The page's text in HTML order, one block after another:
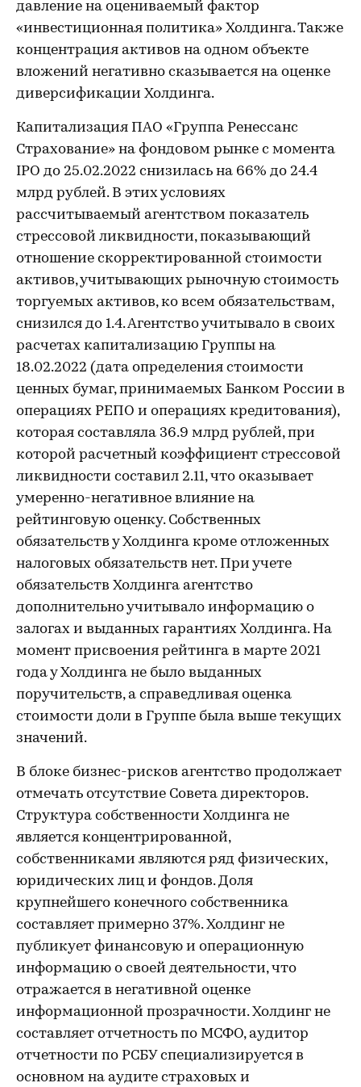
давление на оцениваемый фактор
«инвестиционная политика» Холдинга. Также
концентрация активов на одном объекте
вложений негативно сказывается на оценке
диверсификации Холдинга.
Капитализация ПАО «Группа Ренессанс
Страхование» на фондовом рынке с момента
IPO до 25.02.2022 снизилась на 66% до 24.4
млрд рублей. В этих условиях
рассчитываемый агентством показатель
стрессовой ликвидности, показывающий
отношение скорректированной стоимости
активов, учитывающих рыночную стоимость
торгуемых активов, ко всем обязательствам,
снизился до 1.4. Агентство учитывало в своих
расчетах капитализацию Группы на
18.02.2022 (дата определения стоимости
ценных бумаг, принимаемых Банком России в
операциях РЕПО и операциях кредитования),
которая составляла 36.9 млрд рублей, при
которой расчетный коэффициент стрессовой
ликвидности составил 2.11, что оказывает
умеренно-негативное влияние на
рейтинговую оценку. Собственных
обязательств у Холдинга кроме отложенных
налоговых обязательств нет. При учете
обязательств Холдинга агентство
дополнительно учитывало информацию о
залогах и выданных гарантиях Холдинга. На
момент присвоения рейтинга в марте 2021
года у Холдинга не было выданных
поручительств, а справедливая оценка
стоимости доли в Группе была выше текущих
значений.
В блоке бизнес-рисков агентство продолжает
отмечать отсутствие Совета директоров.
Структура собственности Холдинга не
является концентрированной,
собственниками являются ряд физических,
юридических лиц и фондов. Доля
крупнейшего конечного собственника
составляет примерно 37%. Холдинг не
публикует финансовую и операционную
информацию о своей деятельности, что
отражается в негативной оценке
информационной прозрачности. Холдинг не
составляет отчетность по МСФО, аудитор
отчетности по РСБУ специализируется в
основном на аудите страховых и